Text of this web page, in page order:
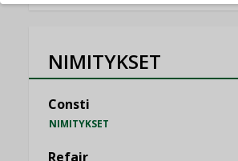
NIMITYKSET
Consti
NIMITYKSET
Refair